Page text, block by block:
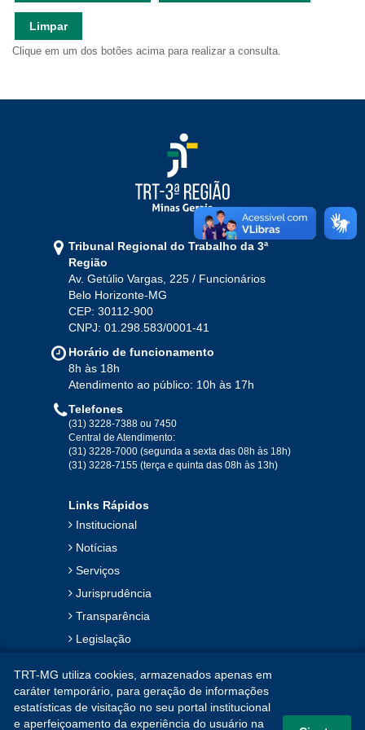
Ouvidoria
Contato
Limpar
Clique em um dos botões acima para realizar a consulta.
Tribunal Regional do Trabalho da 3ª
Região
Av. Getúlio Vargas, 225 / Funcionários
Belo Horizonte-MG
CEP: 30112-900
CNPJ: 01.298.583/0001-41
Horário de funcionamento
8h às 18h
Atendimento ao público: 10h às 17h
Telefones
(31) 3228-7388 ou 7450
Central de Atendimento:
(31) 3228-7000 (segunda a sexta das 08h às 18h)
(31) 3228-7155 (terça e quinta das 08h às 13h)
Links Rápidos
Institucional
Notícias
Serviços
Jurisprudência
Transparência
Legislação
Contato
Mapa do Site
TRT-MG utiliza cookies, armazenados apenas em
caráter temporário, para geração de informações
estatísticas de visitação no seu portal institucional
e aperfeiçoamento da experiência do usuário na